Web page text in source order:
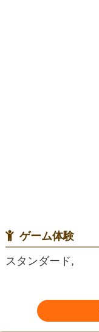
ゲーム体験
スタンダード,